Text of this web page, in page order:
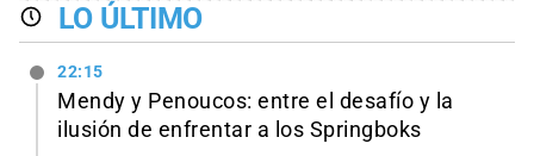
LO ÚLTIMO
22:15
Mendy y Penoucos: entre el desafío y la
ilusión de enfrentar a los Springboks